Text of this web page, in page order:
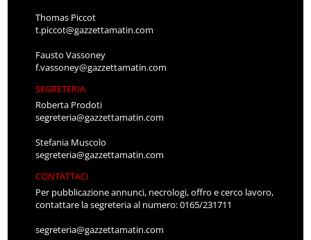
Thomas Piccot
t.piccot@gazzettamatin.com
Fausto Vassoney
f.vassoney@gazzettamatin.com
SEGRETERIA
Roberta Prodoti
segreteria@gazzettamatin.com
Stefania Muscolo
segreteria@gazzettamatin.com
CONTATTACI
Per pubblicazione annunci, necrologi, offro e cerco lavoro,
contattare la segreteria al numero: 0165/231711
segreteria@gazzettamatin.com